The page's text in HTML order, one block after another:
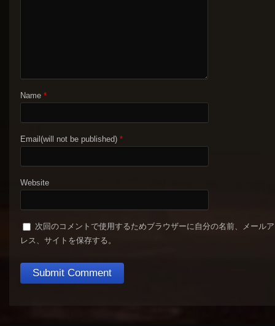
Name *
Email(will not be published) *
Website
次回のコメントで使用するためブラウザーに自分の名前、メール
レス、サイトを保存する。